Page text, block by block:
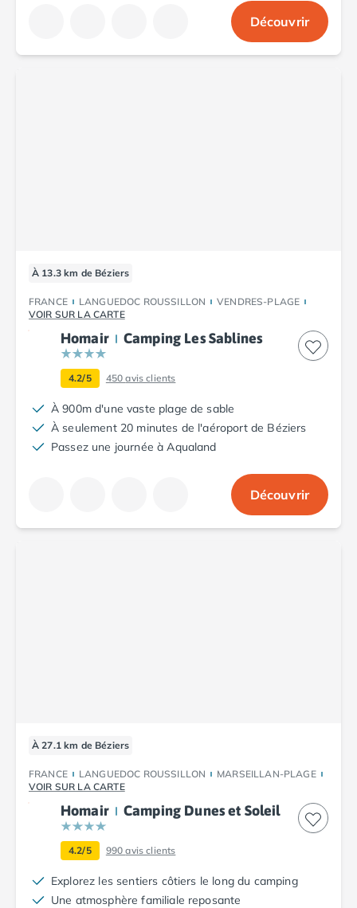
Découvrir
À 13.3 km de Béziers
FRANCE LANGUEDOC ROUSSILLON
VENDRES-PLAGE
VOIR SUR LA CARTE
Homair Camping Les Sablines
4.2/5 450avis clients
À 900m d'une vaste plage de sable
À seulement 20 minutes de l'aéroport de Béziers
Passez une journée à Aqualand
Découvrir
À 27.1 km de Béziers
FRANCE LANGUEDOC ROUSSILLON
MARSEILLAN-PLAGE
VOIR SUR LA CARTE
Homair Camping Dunes et Soleil
4.2/5 990avis clients
Explorez les sentiers côtiers le long du camping
Une atmosphère familiale reposante